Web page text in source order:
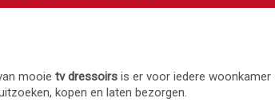
mooie tv dressoirs is er voor iedere woonkamer
kopen en laten bezorgen.